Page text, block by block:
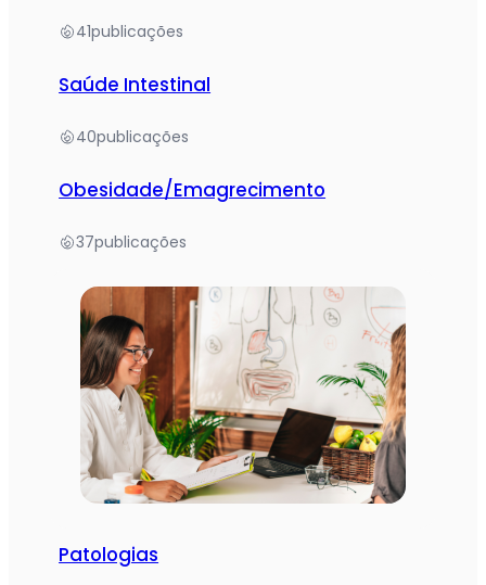
41publicações
Saúde Intestinal
40publicações
Obesidade/Emagrecimento
37publicações
Patologias